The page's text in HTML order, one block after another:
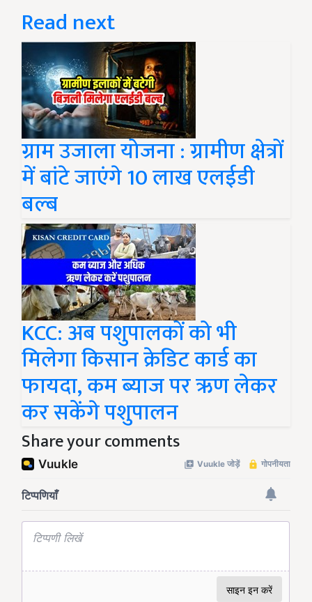
Read next
ग्राम उजाला योजना : ग्रामीण क्षेत्रों
में बांटे जाएंगे 10 लाख एलईडी
बल्ब
KCC: अब पशुपालकों को भी
मिलेगा किसान क्रेडिट कार्ड का
फायदा, कम ब्याज पर ऋण लेकर
कर सकेंगे पशुपालन
Share your comments